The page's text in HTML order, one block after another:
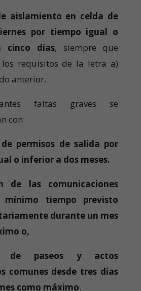
aislamiento en celda de
por tiempo igual o
cinco días, siempre que
los requisitos de la letra a)
anterior.
faltas graves se
con:
permisos de salida por
o inferior a dos meses.
de las comunicaciones
tiempo previsto
durante un mes
o,
de paseos y actos
comunes desde tres días
como máximo.